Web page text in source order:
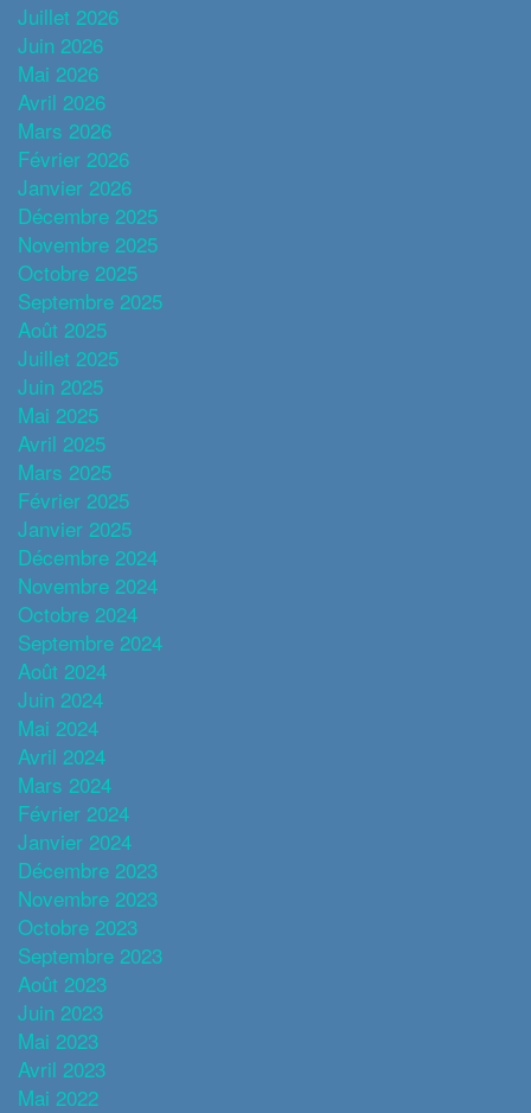
Juillet 2026
Juin 2026
Mai 2026
Avril 2026
Mars 2026
Février 2026
Janvier 2026
Décembre 2025
Novembre 2025
Octobre 2025
Septembre 2025
Août 2025
Juillet 2025
Juin 2025
Mai 2025
Avril 2025
Mars 2025
Février 2025
Janvier 2025
Décembre 2024
Novembre 2024
Octobre 2024
Septembre 2024
Août 2024
Juin 2024
Mai 2024
Avril 2024
Mars 2024
Février 2024
Janvier 2024
Décembre 2023
Novembre 2023
Octobre 2023
Septembre 2023
Août 2023
Juin 2023
Mai 2023
Avril 2023
Mai 2022